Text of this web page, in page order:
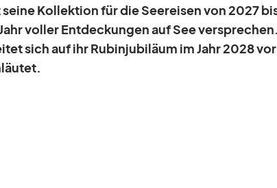
seine Kol­lek­tion für die See­rei­sen von 2027
vol­ler Ent­de­ckun­gen auf See
sich auf ihr Ru­bin­ju­bi­läum im Jahr 2028